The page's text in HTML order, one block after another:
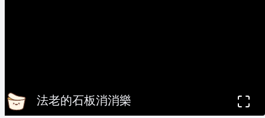
法老的石板消消樂